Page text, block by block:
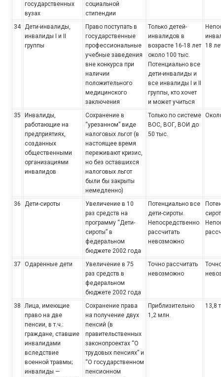
государственных
вузах
социальной
стипендии
34 Дети-инвалиды,
инвалиды I и II
группы
Право поступать в
государственные
профессиональные
учебные заведения
вне конкурса при
наличии
положительного
медицинского
заключения
Только детей-
инвалидов в
возрасте 16-18 лет
около 100 тыс.
Потенциально все
дети-инвалиды и
всеинвалиды I и II
группы, кто хочет
и может учиться
18
35
Инвалиды,
работающиена
предприятиях,
созданных
общественными
организациями
инвалидов
Сохранение в
“урезанном”виде
налоговых льгот (в
настоящее время
переживают кризис,
но без оставшихся
налоговых льгот
были бы закрыты
немедленно)
Только по системе
ВОС, ВОГ, ВОИ до
50 тыс.
36 Дети-сироты
Увеличение в 10
раз средств на
программу “Дети-
сироты” в
федеральном
бюджете 2002 года
Потенциально все
дети-сироты.
Непосредственно
рассчитать
невозможно
37 Одаренные дети
Увеличение в 75
раз средств в
федеральном
бюджете 2002 года
Точно рассчитать
невозможно
38
Лица, имеющие
правона две
пенсии, в т.ч.:
граждане, ставшие
инвалидами
вследствие
военной травмы;
инвалиды —
Сохранение права
на получение двух
пенсий (в
правительственных
законопроектах “О
трудовыхпенсиях” и
“О государственном
пенсионном
Приблизительно
1,2млн.
13,8